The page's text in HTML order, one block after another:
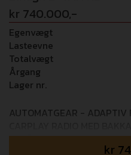
kr 740.000,-
Egenvægt
Lasteevne
Totalvægt
Årgang
Lager nr.
AUTOMATGEAR -
HELÅRSDÆK Mulighed for
garanti (i alt 5 års garanti)
kr